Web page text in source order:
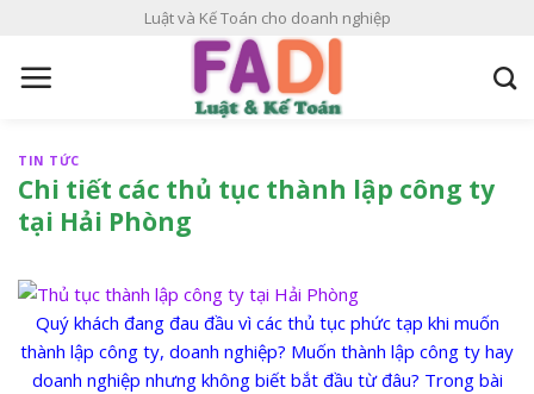
Luật và Kế Toán cho doanh nghiệp
TIN TỨC
Chi tiết các thủ tục thành lập công ty
tại Hải Phòng
Quý khách đang đau đầu vì các thủ tục phức tạp khi muốn
thành lập công ty, doanh nghiệp? Muốn thành lập công ty hay
doanh nghiệp nhưng không biết bắt đầu từ đâu? Trong bài